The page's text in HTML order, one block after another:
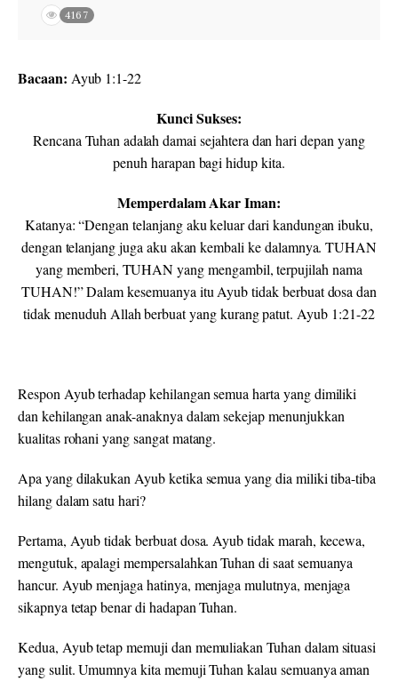
4167
Bacaan: Ayub 1:1-22
Kunci Sukses:
Rencana Tuhan adalah damai sejahtera dan hari depan yang
penuh harapan bagi hidup kita.
Memperdalam Akar Iman:
Katanya: “Dengan telanjang aku keluar dari kandungan ibuku,
dengan telanjang juga aku akan kembali ke dalamnya. TUHAN
yang memberi, TUHAN yang mengambil, terpujilah nama
TUHAN!” Dalam kesemuanya itu Ayub tidak berbuat dosa dan
tidak menuduh Allah berbuat yang kurang patut. Ayub 1:21-22
Respon Ayub terhadap kehilangan semua harta yang dimiliki
dan kehilangan anak-anaknya dalam sekejap menunjukkan
kualitas rohani yang sangat matang.
Apa yang dilakukan Ayub ketika semua yang dia miliki tiba-tiba
hilang dalam satu hari?
Pertama, Ayub tidak berbuat dosa. Ayub tidak marah, kecewa,
mengutuk, apalagi mempersalahkan Tuhan di saat semuanya
hancur. Ayub menjaga hatinya, menjaga mulutnya, menjaga
sikapnya tetap benar di hadapan Tuhan.
Kedua, Ayub tetap memuji dan memuliakan Tuhan dalam situasi
yang sulit. Umumnya kita memuji Tuhan kalau semuanya aman